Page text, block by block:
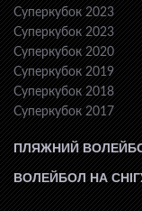
Суперкубок 2023
Суперкубок 2023
Суперкубок 2020
Суперкубок 2019
Суперкубок 2018
Суперкубок 2017
ПЛЯЖНИЙ
ВОЛЕЙБОЛ НА